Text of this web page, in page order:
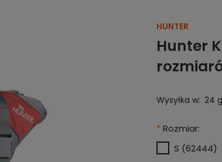
HUNTER
Hunter
Wysyłka w: 24
* Rozmiar:
S (62444)